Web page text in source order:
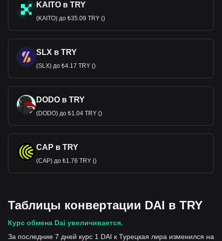
KAITO в TRY
(KAITO) до ₺35.09 TRY ()
SLX в TRY
(SLX) до ₺4.17 TRY ()
DODO в TRY
(DODO) до ₺1.04 TRY ()
CAP в TRY
(CAP) до ₺1.76 TRY ()
Таблицы конвертации DAI в TRY
Курс обмена Dai увеличивается.
За последние 7 дней курс 1 DAI к Турецкая лира изменился на